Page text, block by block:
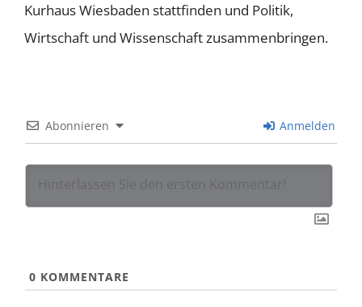
Kurhaus Wiesbaden stattfinden und Politik,
Wirtschaft und Wissenschaft zusammenbringen.
Abonnieren Anmelden
0 KOMMENTARE